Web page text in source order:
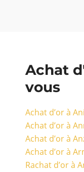
Achat
vous
Achat d’or à
Achat d’or à
Achat d’or à
Achat d’or à
Rachat d’or à